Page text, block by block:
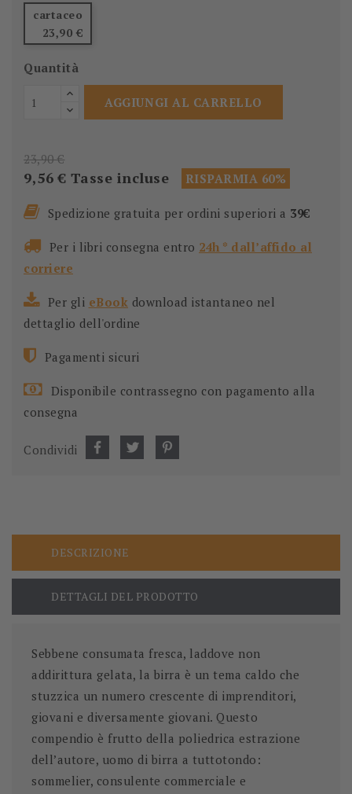
cartaceo
23,90 €
Quantità
AGGIUNGI AL CARRELLO
23,90 €
9,56 € Tasse incluse RISPARMIA 60%
Spedizione gratuita per ordini superiori a 39€
Per i libri consegna entro 24h * dall’affido al
corriere
Per gli eBook download istantaneo nel
dettaglio dell'ordine
Pagamenti sicuri
Disponibile contrassegno con pagamento alla
consegna
Condividi
DESCRIZIONE
DETTAGLI DEL PRODOTTO
Sebbene consumata fresca, laddove non
addirittura gelata, la birra è un tema caldo che
stuzzica un numero crescente di imprenditori,
giovani e diversamente giovani. Questo
compendio è frutto della poliedrica estrazione
dell’autore, uomo di birra a tuttotondo:
sommelier, consulente commerciale e